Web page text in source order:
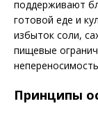
поддерживают
готовой еде и
избыток соли,
пищевые
Принципы